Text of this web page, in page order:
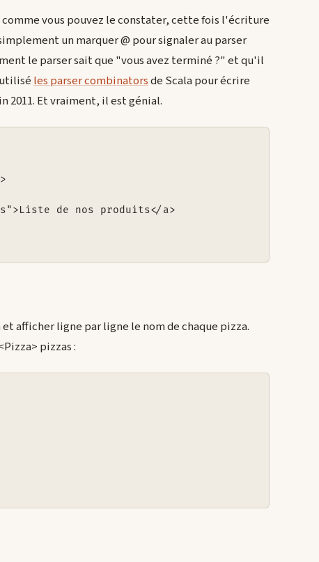
comme vous pouvez le constater, cette fois l'écriture
un marquer @ pour signaler au parser
le parser sait que "vous avez terminé ?" et qu'il
les parser combinatorsde Scala pour écrire
2011. Et vraiment, il est génial.
de nos produits</a>
afficher ligne par ligne le nom de chaque pizza.
pizzas :